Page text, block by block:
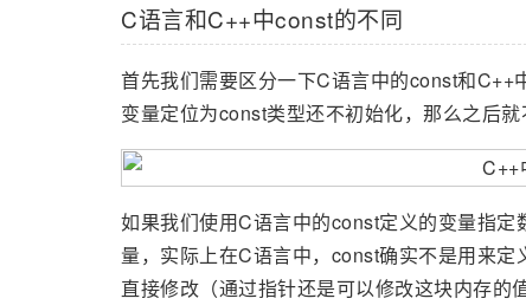
C语言和C++中const的不同
首先我们需要区分一下C语言中的const和
变量定位为const类型还不初始化，那么之后就
如果我们使用C语言中的const定义的变量指
量，实际上在C语言中，const确实不是用来
直接修改（通过指针还是可以修改这块内存